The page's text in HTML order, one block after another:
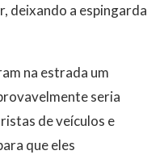
deixando a espingarda
na estrada um
seria
de veículos e
que eles